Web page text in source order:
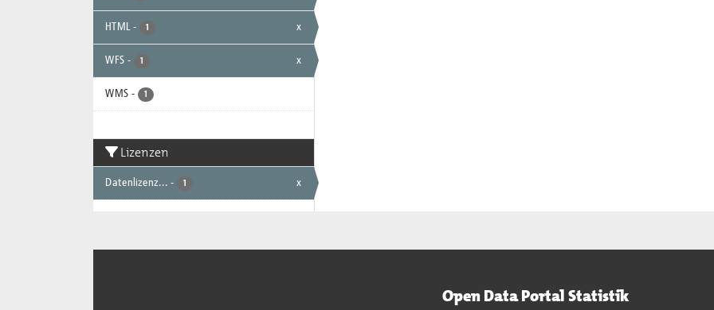
HTML - 1 x
WFS - 1 x
WMS - 1
Lizenzen
Datenlizenz... - 1 x
Open Data Portal Statistik